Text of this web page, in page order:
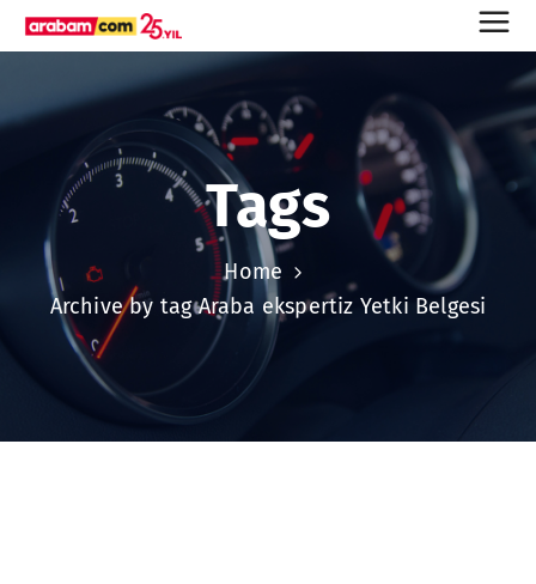
Tags
Home
Archive by tag Araba ekspertiz Yetki Belgesi